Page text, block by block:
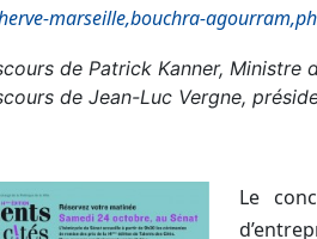
marseille,bouchra-
de Patrick Kanner,
de Jean-Luc Vergne,
Le